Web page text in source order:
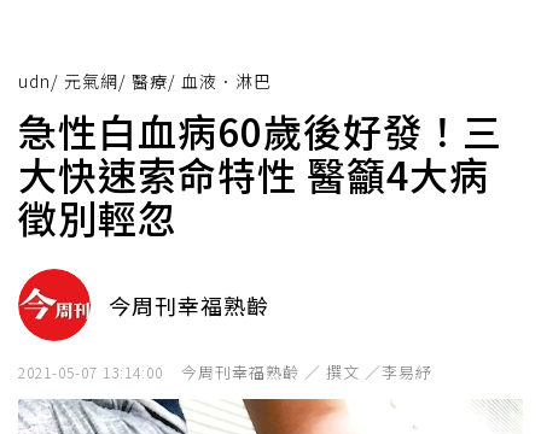
udn/ 元氣網/ 醫療/ 血液．淋巴
急性白血病60歲後好發！三
大快速索命特性 醫籲4大病
徵別輕忽
今周刊幸福熟齡
2021-05-07 13:14:00 今周刊幸福熟齡 ／ 撰文 ／李易紓